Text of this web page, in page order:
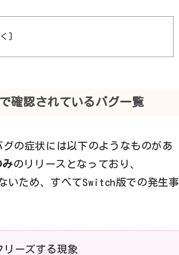
確認されているバグ一覧
の症状には以下のようなものがあ
のリリースとなっており、
いため、すべてSwitch版での発生事
ーズする現象